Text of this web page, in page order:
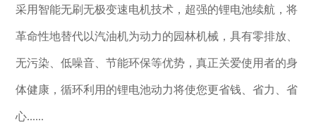
采用智能无刷无极变速电机技术，超强的锂电池续航，将
革命性地替代以汽油机为动力的园林机械，具有零排放、
无污染、低噪音、节能环保等优势，真正关爱使用者的身
体健康，循环利用的锂电池动力将使您更省钱、省力、省
心......